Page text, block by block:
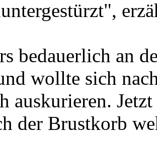
bedauerlich an
wollte sich
auskurieren.
der Brustkorb